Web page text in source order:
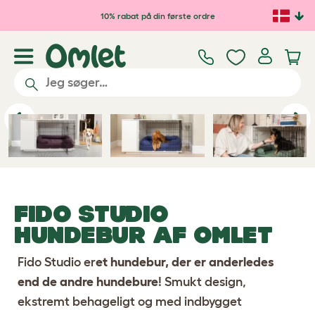
Gå til hovedindhold10% rabat på din første ordre
Previous
FIDO STUDIO
HUNDEBUR AF OMLET
Fido Studio eret hundebur, der er anderledes
end de andre hundebure! Smukt design,
ekstremt behageligt og med indbygget